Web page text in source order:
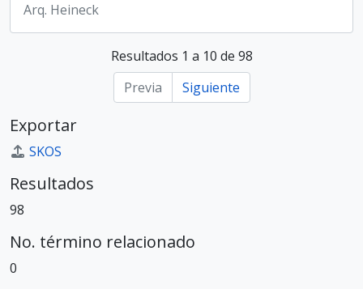
Arq. Heineck
Resultados 1 a 10 de 98
Previa
Siguiente
Exportar
SKOS
Resultados
98
No. término relacionado
0